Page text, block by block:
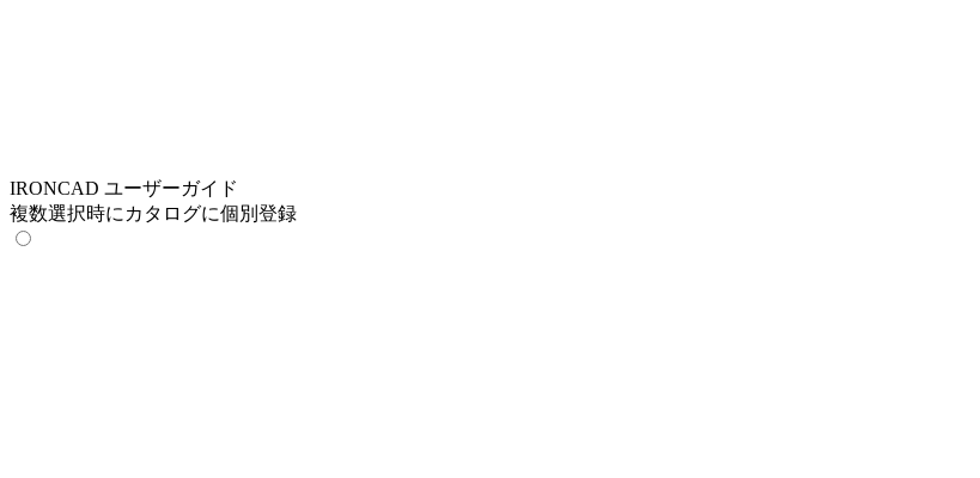
IRONCAD ユーザーガイド
複数選択時にカタログに個別登録